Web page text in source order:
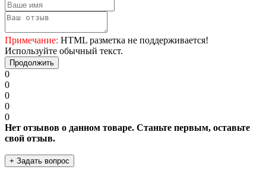
Примечание: HTML разметка не поддерживается!
Используйте обычный текст.
Продолжить
0
0
0
0
0
Нет отзывов о данном товаре. Станьте первым, оставьте
свой отзыв.
+ Задать вопрос